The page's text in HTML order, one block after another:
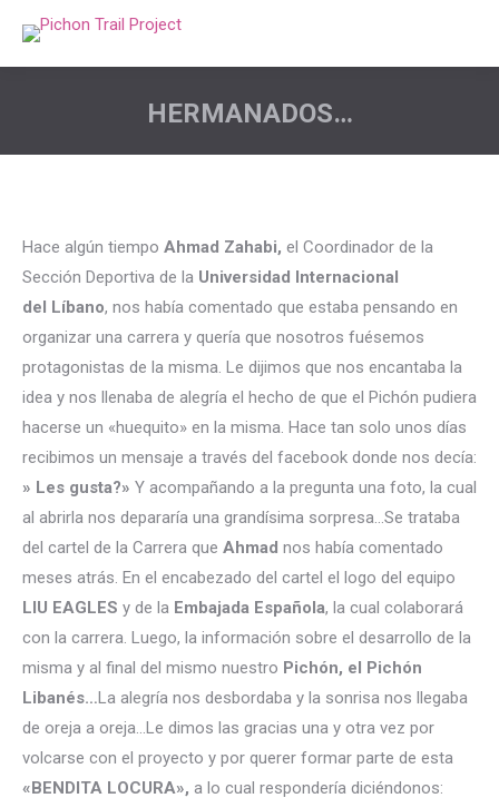
HERMANADOS…
Hace algún tiempo Ahmad Zahabi, el Coordinador de la
Sección Deportiva de la Universidad Internacional
del Líbano, nos había comentado que estaba pensando en
organizar una carrera y quería que nosotros fuésemos
protagonistas de la misma. Le dijimos que nos encantaba la
idea y nos llenaba de alegría el hecho de que el Pichón pudiera
hacerse un «huequito» en la misma. Hace tan solo unos días
recibimos un mensaje a través del facebook donde nos decía:
» Les gusta?» Y acompañando a la pregunta una foto, la cual
al abrirla nos depararía una grandísima sorpresa…Se trataba
del cartel de la Carrera que Ahmad nos había comentado
meses atrás. En el encabezado del cartel el logo del equipo
LIU EAGLES y de la Embajada Española, la cual colaborará
con la carrera. Luego, la información sobre el desarrollo de la
misma y al final del mismo nuestro Pichón, el Pichón
Libanés…La alegría nos desbordaba y la sonrisa nos llegaba
de oreja a oreja…Le dimos las gracias una y otra vez por
volcarse con el proyecto y por querer formar parte de esta
«BENDITA LOCURA», a lo cual respondería diciéndonos: